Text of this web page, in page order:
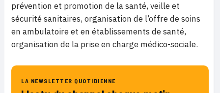
prévention et promotion de la santé, veille et
sécurité sanitaires, organisation de l’offre de soins
en ambulatoire et en établissements de santé,
organisation de la prise en charge médico-sociale.
LA NEWSLETTER QUOTIDIENNE